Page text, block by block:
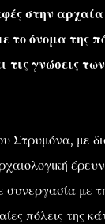
στην
το όνομα της
γνώσεις
Στρυμόνα, με
με
πόλεις της